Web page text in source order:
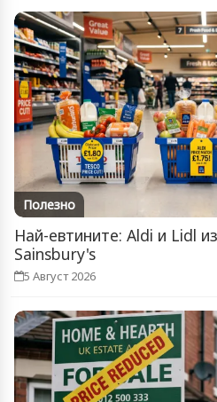
Полезно
Най-евтините: Aldi и Lidl
Sainsbury's
5 Август 2026